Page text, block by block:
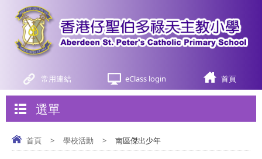
常用連結 eClass login 首頁
選單
首頁 > 學校活動 > 南區傑出少年